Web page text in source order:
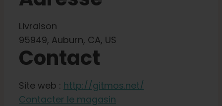
Contact
Boutique
Livraison
95949, Auburn, CA, US
Contact
Site web : http://gitmos.net/
Contacter le magasin